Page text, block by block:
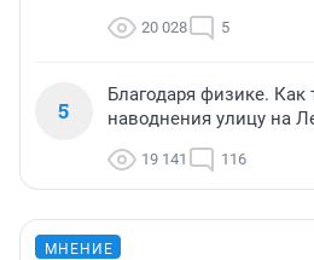
20 028 5
5
Благодаря физике.
наводнения улицу на
19 141 116
МНЕНИЕ